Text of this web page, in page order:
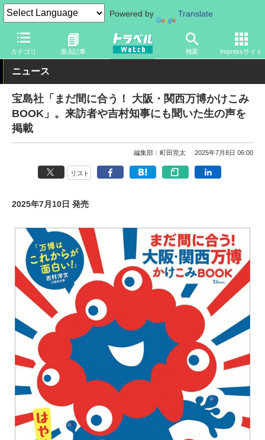
Powered by Translate
カテゴリ 過去記事 検索 Impressサイト
トラベル Watch 旅の情報 書籍・Web ガイドブック
ニュース
宝島社「まだ間に合う！ 大阪・関西万博かけこみ
BOOK」。来訪者や吉村知事にも聞いた生の声を
掲載
編集部：町田莞太 2025年7月8日 06:00
リスト
2025年7月10日 発売